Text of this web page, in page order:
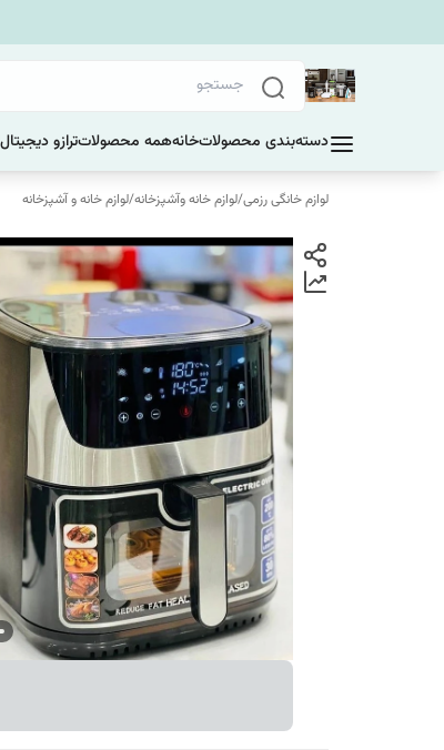
دسته‌بندی محصولاتخانههمه محصولاتترازو دیجیتال
لوازم خانگی رزمی/لوازم خانه وآشپزخانه/لوازم خانه و آشپزخانه